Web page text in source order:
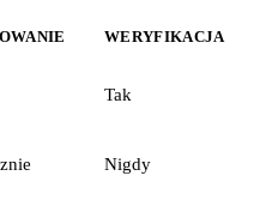
WERYFIKACJA
Tak
Nigdy